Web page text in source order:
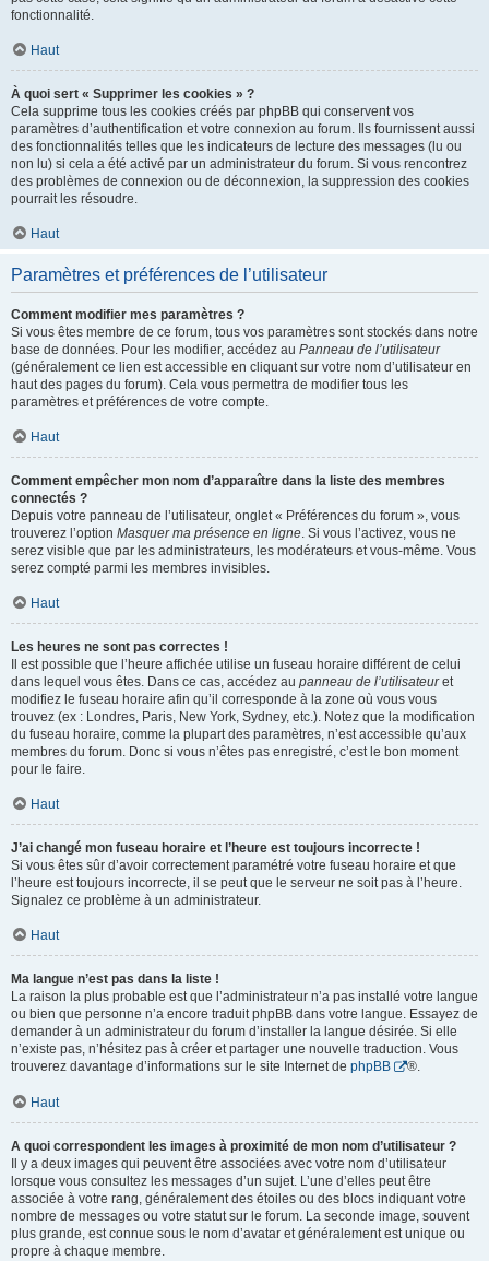
fonctionnalité.
Haut
À quoi sert « Supprimer les cookies » ?
Cela supprime tous les cookies créés par phpBB qui conservent vos
paramètres d’authentification et votre connexion au forum. Ils fournissent aussi
des fonctionnalités telles que les indicateurs de lecture des messages (lu ou
non lu) si cela a été activé par un administrateur du forum. Si vous rencontrez
des problèmes de connexion ou de déconnexion, la suppression des cookies
pourrait les résoudre.
Haut
Paramètres et préférences de l’utilisateur
Comment modifier mes paramètres ?
Si vous êtes membre de ce forum, tous vos paramètres sont stockés dans notre
base de données. Pour les modifier, accédez au Panneau de l’utilisateur
(généralement ce lien est accessible en cliquant sur votre nom d’utilisateur en
haut des pages du forum). Cela vous permettra de modifier tous les
paramètres et préférences de votre compte.
Haut
Comment empêcher mon nom d’apparaître dans la liste des membres
connectés ?
Depuis votre panneau de l’utilisateur, onglet « Préférences du forum », vous
trouverez l’option Masquer ma présence en ligne. Si vous l’activez, vous ne
serez visible que par les administrateurs, les modérateurs et vous-même. Vous
serez compté parmi les membres invisibles.
Haut
Les heures ne sont pas correctes !
Il est possible que l’heure affichée utilise un fuseau horaire différent de celui
dans lequel vous êtes. Dans ce cas, accédez au panneau de l’utilisateuret
modifiez le fuseau horaire afin qu’il corresponde à la zone où vous vous
trouvez (ex : Londres, Paris, New York, Sydney, etc.). Notez que la modification
du fuseau horaire, comme la plupart des paramètres, n’est accessible qu’aux
membres du forum. Donc si vous n’êtes pas enregistré, c’est le bon moment
pour le faire.
Haut
J’ai changé mon fuseau horaire et l’heure est toujours incorrecte !
Si vous êtes sûr d’avoir correctement paramétré votre fuseau horaire et que
l’heure est toujours incorrecte, il se peut que le serveur ne soit pas à l’heure.
Signalez ce problème à un administrateur.
Haut
Ma langue n’est pas dans la liste !
La raison la plus probable est que l’administrateur n’a pas installé votre langue
ou bien que personne n’a encore traduit phpBB dans votre langue. Essayez de
demander à un administrateur du forum d’installer la langue désirée. Si elle
n’existe pas, n’hésitez pas à créer et partager une nouvelle traduction. Vous
trouverez davantage d’informations sur le site Internet de phpBB ®.
Haut
A quoi correspondent les images à proximité de mon nom d’utilisateur ?
Il y a deux images qui peuvent être associées avec votre nom d’utilisateur
lorsque vous consultez les messages d’un sujet. L’une d’elles peut être
associée à votre rang, généralement des étoiles ou des blocs indiquant votre
nombre de messages ou votre statut sur le forum. La seconde image, souvent
plus grande, est connue sous le nom d’avatar et généralement est unique ou
propre à chaque membre.